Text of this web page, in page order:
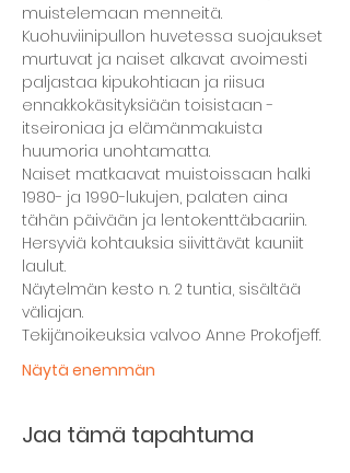
muistelemaan menneitä.
Kuohuviinipullon huvetessa suojaukset
murtuvat ja naiset alkavat avoimesti
paljastaa kipukohtiaan ja riisua
ennakkokäsityksiään toisistaan -
itseironiaa ja elämänmakuista
huumoria unohtamatta.
Naiset matkaavat muistoissaan halki
1980- ja 1990-lukujen, palaten aina
tähän päivään ja lentokenttäbaariin.
Hersyviä kohtauksia siivittävät kauniit
laulut.
Näytelmän kesto n. 2 tuntia, sisältää
väliajan.
Tekijänoikeuksia valvoo Anne Prokofjeff.
Näytä enemmän
Jaa tämä tapahtuma